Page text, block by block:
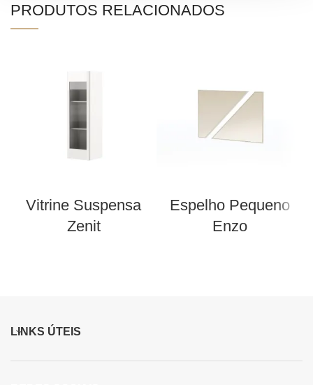
PRODUTOS RELACIONADOS
Vitrine Suspensa
Zenit
Espelho Pequeno
Enzo
LINKS ÚTEIS